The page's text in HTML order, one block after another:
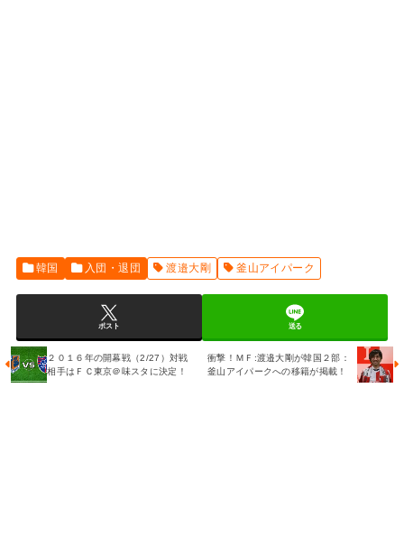
韓国 入団・退団 渡邉大剛 釜山アイパーク
ポスト 送る
２０１６年の開幕戦（2/27）対戦
相手はＦＣ東京＠味スタに決定！
衝撃！ＭＦ:渡邉大剛が韓国２部：
釜山アイパークへの移籍が掲載！